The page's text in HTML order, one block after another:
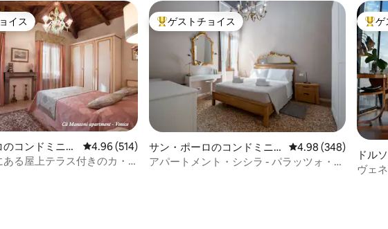
トチョイスです。
イス
コンドミニア
レビュー514件、5つ星中4.96つ星の平均評価
4.96 (514)
る屋上テラス付きのカ・
大好評のゲストチョイスです。
ゲストチョイス
サン・ポーロのコンドミニ
アム
レビュー348件、5つ
4.98 (348)
アパートメント・シシラ - パラッツォ・ラ
大好
ゲ
ドル
アム
ヴェ